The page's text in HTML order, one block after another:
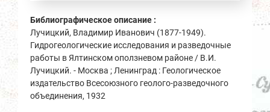
Библиографическое описание :
Лучицкий, Владимир Иванович (1877-1949).
Гидрогеологические исследования и разведочные
работы в Ялтинском оползневом районе / В.И.
Лучицкий. - Москва ; Ленинград : Геологическое
издательство Всесоюзного геолого-разведочного
объединения, 1932